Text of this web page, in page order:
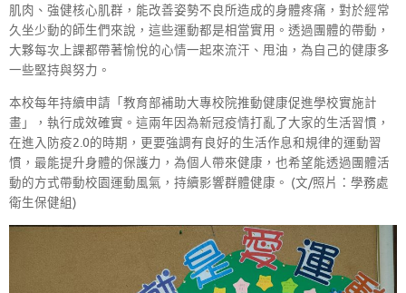
肌肉、強健核心肌群，能改善姿勢不良所造成的身體疼痛，對於經常
久坐少動的師生們來說，這些運動都是相當實用。透過團體的帶動，
大夥每次上課都帶著愉悅的心情一起來流汗、甩油，為自己的健康多
一些堅持與努力。
本校每年持續申請「教育部補助大專校院推動健康促進學校實施計
畫」，執行成效確實。這兩年因為新冠疫情打亂了大家的生活習慣，
在進入防疫2.0的時期，更要強調有良好的生活作息和規律的運動習
慣，最能提升身體的保護力，為個人帶來健康，也希望能透過團體活
動的方式帶動校園運動風氣，持續影響群體健康。 (文/照片：學務處
衛生保健組)